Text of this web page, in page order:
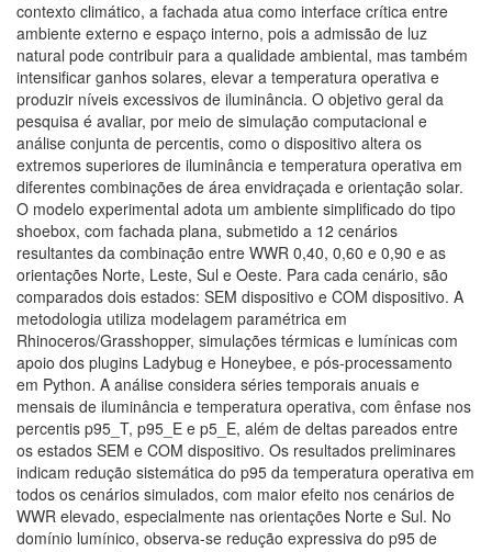
contexto climático, a fachada atua como interface crítica entre
ambiente externo e espaço interno, pois a admissão de luz
natural pode contribuir para a qualidade ambiental, mas também
intensificar ganhos solares, elevar a temperatura operativa e
produzir níveis excessivos de iluminância. O objetivo geral da
pesquisa é avaliar, por meio de simulação computacional e
análise conjunta de percentis, como o dispositivo altera os
extremos superiores de iluminância e temperatura operativa em
diferentes combinações de área envidraçada e orientação solar.
O modelo experimental adota um ambiente simplificado do tipo
shoebox, com fachada plana, submetido a 12 cenários
resultantes da combinação entre WWR 0,40, 0,60 e 0,90 e as
orientações Norte, Leste, Sul e Oeste. Para cada cenário, são
comparados dois estados: SEM dispositivo e COM dispositivo. A
metodologia utiliza modelagem paramétrica em
Rhinoceros/Grasshopper, simulações térmicas e lumínicas com
apoio dos plugins Ladybug e Honeybee, e pós-processamento
em Python. A análise considera séries temporais anuais e
mensais de iluminância e temperatura operativa, com ênfase nos
percentis p95_T, p95_E e p5_E, além de deltas pareados entre
os estados SEM e COM dispositivo. Os resultados preliminares
indicam redução sistemática do p95 da temperatura operativa em
todos os cenários simulados, com maior efeito nos cenários de
WWR elevado, especialmente nas orientações Norte e Sul. No
domínio lumínico, observa-se redução expressiva do p95 de